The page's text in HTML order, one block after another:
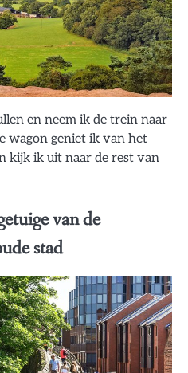
en neem ik de trein naar
wagon geniet ik van het
kijk ik uit naar de rest van
van de
stad